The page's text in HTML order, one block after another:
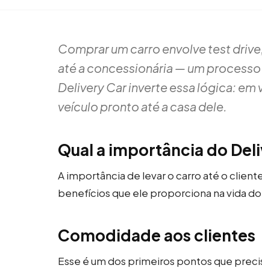
Comprar um carro envolve test
até a concessionária — um
Delivery Car inverte essa lógica: em
veículo pronto até a casa dele.
Qual a importância do
A importância de levar o carro até o
benefícios que ele proporciona na vida
Comodidade aos clientes
Esse é um dos primeiros pontos que